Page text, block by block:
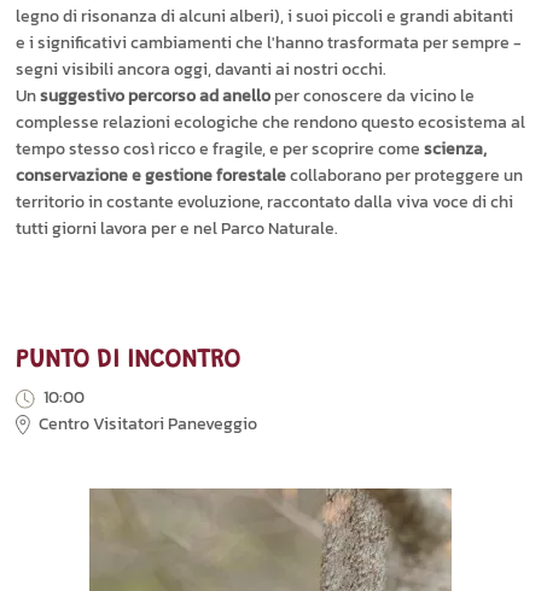
legno di risonanza di alcuni alberi), i suoi piccoli e grandi abitanti
e i significativi cambiamenti che l'hanno trasformata per sempre -
segni visibili ancora oggi, davanti ai nostri occhi.
Unsuggestivo percorso ad anelloper conoscere da vicino le
complesse relazioni ecologiche che rendono questo ecosistema al
tempo stesso così ricco e fragile, e per scoprire comescienza,
conservazione e gestione forestalecollaborano per proteggere un
territorio in costante evoluzione, raccontato dalla viva voce di chi
tutti giorni lavora per e nel Parco Naturale.
PUNTO DI INCONTRO
10:00
Centro Visitatori Paneveggio